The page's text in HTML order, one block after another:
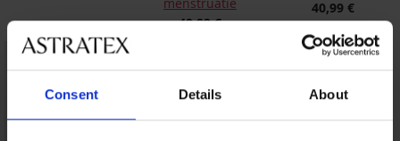
Consent Details About
40,99 €
40,99 €